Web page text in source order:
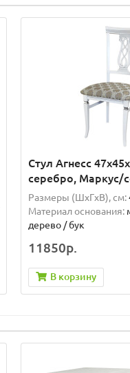
Стул Агнесс
серебро, Маркус/
Размеры (ШxГxВ), см:
Материал основания:
дерево / бук
11850р.
В корзину